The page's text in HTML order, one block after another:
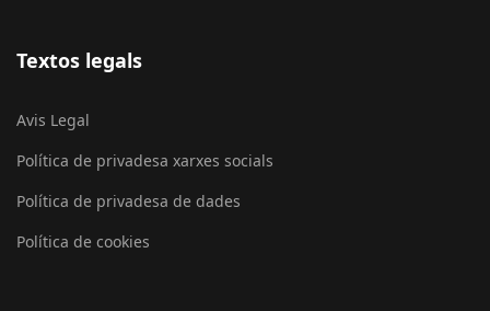
Textos legals
Avis Legal
Política de privadesa xarxes socials
Política de privadesa de dades
Política de cookies